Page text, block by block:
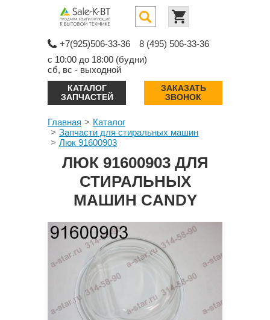
+7(925)506-33-36
8 (495) 506-33-36
с 10:00 до 18:00 (будни)
сб, вс - выходной
КАТАЛОГ
ЗАПЧАСТЕЙ
ЗАКАЗАТЬ
ЗВОНОК
Главная
Каталог
Запчасти для стиральных машин
Люк 91600903
ЛЮК 91600903 ДЛЯ
СТИРАЛЬНЫХ
МАШИН CANDY